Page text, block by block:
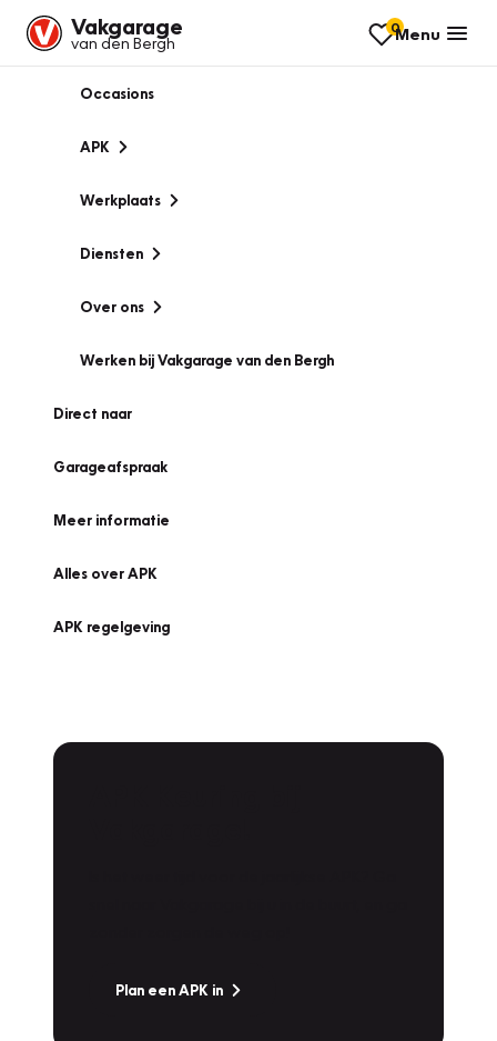
Vakgarage
van den Bergh
0Menu
Occasions
APK
Werkplaats
Diensten
Over ons
Werken bij Vakgarage van den Bergh
Direct naar
Garageafspraak
Meer informatie
Alles over APK
APK regelgeving
Plan een APK in